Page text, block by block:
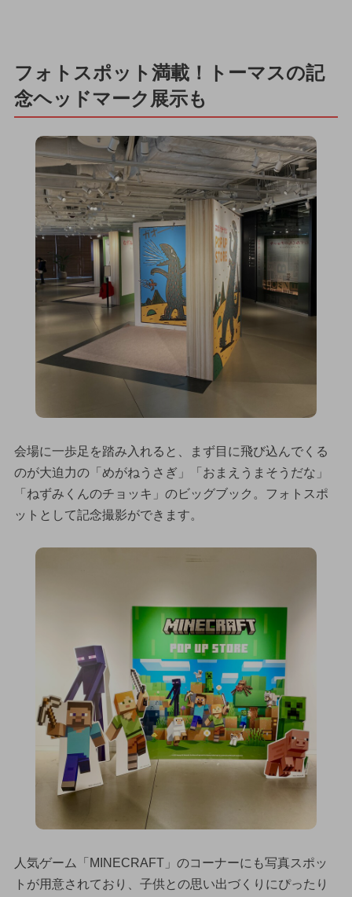
フォトスポット満載！トーマスの記
念ヘッドマーク展示も
会場に一歩足を踏み入れると、まず目に飛び込んでくる
のが大迫力の「めがねうさぎ」「おまえうまそうだな」
「ねずみくんのチョッキ」のビッグブック。フォトスポ
ットとして記念撮影ができます。
人気ゲーム「MINECRAFT」のコーナーにも写真スポッ
トが用意されており、子供との思い出づくりにぴったり